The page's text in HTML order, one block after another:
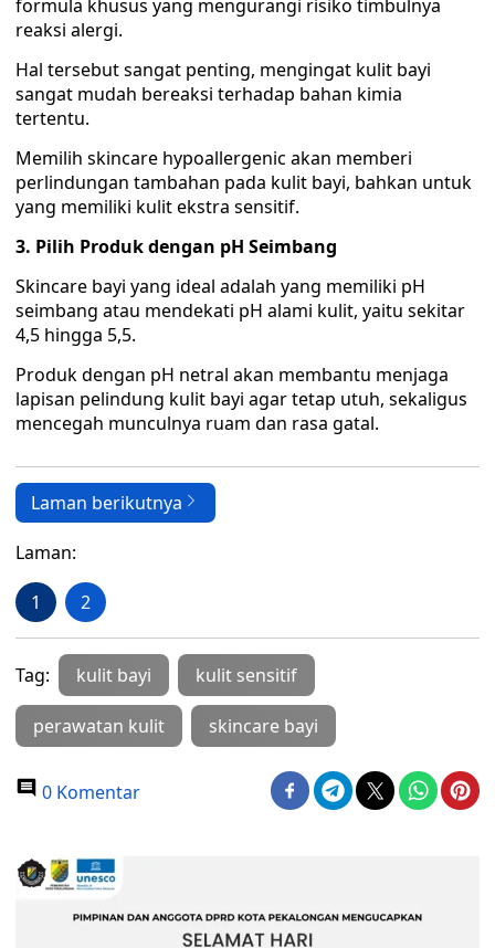
formula khusus yang mengurangi risiko timbulnya
reaksi alergi.
Hal tersebut sangat penting, mengingat kulit bayi
sangat mudah bereaksi terhadap bahan kimia
tertentu.
Memilih skincare hypoallergenic akan memberi
perlindungan tambahan pada kulit bayi, bahkan untuk
yang memiliki kulit ekstra sensitif.
3. Pilih Produk dengan pH Seimbang
Skincare bayi yang ideal adalah yang memiliki pH
seimbang atau mendekati pH alami kulit, yaitu sekitar
4,5 hingga 5,5.
Produk dengan pH netral akan membantu menjaga
lapisan pelindung kulit bayi agar tetap utuh, sekaligus
mencegah munculnya ruam dan rasa gatal.
Laman berikutnya
Laman:
1 2
Tag: kulit bayi kulit sensitif
perawatan kulit skincare bayi
0 Komentar